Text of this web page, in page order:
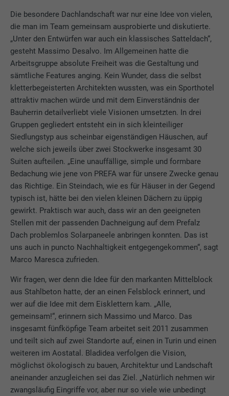
Die besondere Dachlandschaft war nur eine Idee von vielen,
die man im Team gemeinsam ausprobierte und diskutierte.
„Unter den Entwürfen war auch ein klassisches Satteldach“,
gesteht Massimo Desalvo. Im Allgemeinen hatte die
Arbeitsgruppe absolute Freiheit was die Gestaltung und
sämtliche Features anging. Kein Wunder, dass die selbst
kletterbegeisterten Architekten wussten, was ein Sporthotel
attraktiv machen würde und mit dem Einverständnis der
Bauherrin detailverliebt viele Visionen umsetzten. In drei
Gruppen gegliedert entsteht ein in sich kleinteiliger
Siedlungstyp aus scheinbar eigenständigen Häuschen, auf
welche sich jeweils über zwei Stockwerke insgesamt 30
Suiten aufteilen. „Eine unauffällige, simple und formbare
Bedachung wie jene von PREFA war für unsere Zwecke genau
das Richtige. Ein Steindach, wie es für Häuser in der Gegend
typisch ist, hätte bei den vielen kleinen Dächern zu üppig
gewirkt. Praktisch war auch, dass wir an den geeigneten
Stellen mit der passenden Dachneigung auf dem Prefalz
Dach problemlos Solarpaneele anbringen konnten. Das ist
uns auch in puncto Nachhaltigkeit entgegengekommen“, sagt
Marco Maresca zufrieden.
Wir fragen, wer denn die Idee für den markanten Mittelblock
aus Stahlbeton hatte, der an einen Felsblock erinnert, und
wer auf die Idee mit dem Eisklettern kam. „Alle,
gemeinsam!“, erinnern sich Massimo und Marco. Das
insgesamt fünfköpfige Team arbeitet seit 2011 zusammen
und teilt sich auf zwei Standorte auf, einen in Turin und einen
weiteren im Aostatal. Bladidea verfolgen die Vision,
möglichst ökologisch zu bauen, Architektur und Landschaft
aneinander anzugleichen sei das Ziel. „Natürlich nehmen wir
zwangsläufig Eingriffe vor, aber nur so viele wie unbedingt